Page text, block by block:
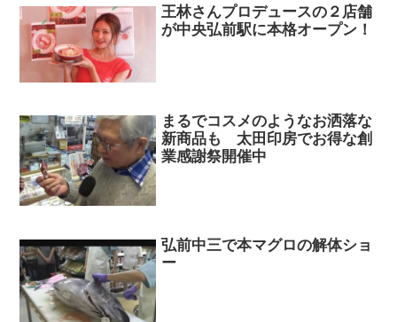
王林さんプロデュースの２店舗
が中央弘前駅に本格オープン！
まるでコスメのようなお洒落な
新商品も 太田印房でお得な創
業感謝祭開催中
弘前中三で本マグロの解体ショ
ー